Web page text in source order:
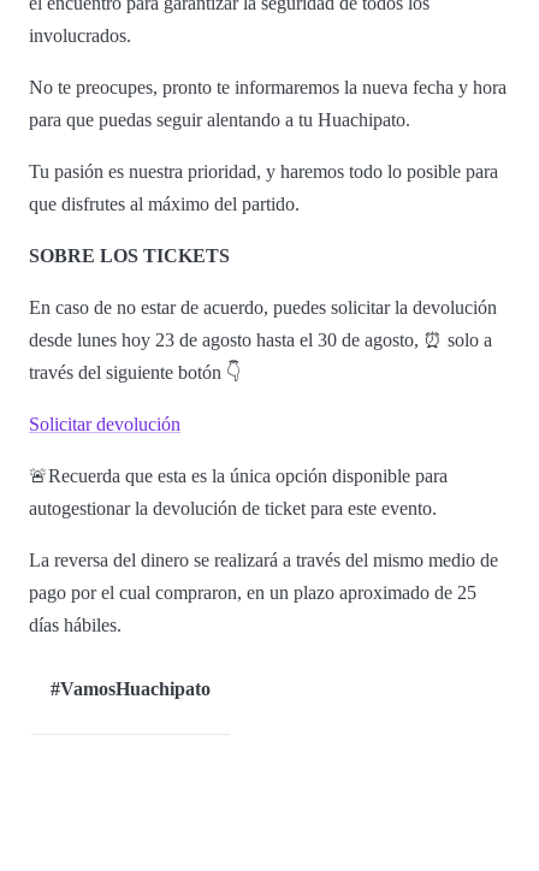
involucrados.
No te preocupes, pronto te informaremos la nueva fecha y hora
para que puedas seguir alentando a tu Huachipato.
Tu pasión es nuestra prioridad, y haremos todo lo posible para
que disfrutes al máximo del partido.
SOBRE LOS TICKETS
En caso de no estar de acuerdo, puedes solicitar la devolución
desde lunes hoy 23 de agosto hasta el 30 de agosto, ⏰ solo a
través del siguiente botón 👇
Solicitar devolución
🚨Recuerda que esta es la única opción disponible para
autogestionar la devolución de ticket para este evento.
La reversa del dinero se realizará a través del mismo medio de
pago por el cual compraron, en un plazo aproximado de 25
días hábiles.
#VamosHuachipato